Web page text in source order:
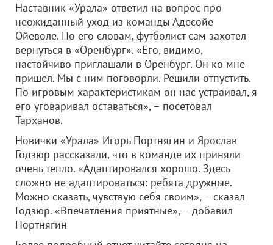
Наставник «Урала» ответил на вопрос про
неожиданный уход из команды Адесойе
Ойеволе. По его словам, футболист сам захотел
вернуться в «Оренбург». «Его, видимо,
настойчиво приглашали в Оренбург. Он ко мне
пришел. Мы с ним поговорли. Решили отпустить.
По игровым характеристикам он нас устраивал, я
его уговаривал оставаться», – посетовал
Тарханов.
Новички «Урала» Игорь Портнягин и Ярослав
Годзюр рассказали, что в команде их приняли
очень тепло. «Адаптировался хорошо. Здесь
сложно не адаптироваться: ребята дружные.
Можно сказать, чувствую себя своим», – сказал
Годзюр. «Впечатления приятные», – добавил
Портнягин